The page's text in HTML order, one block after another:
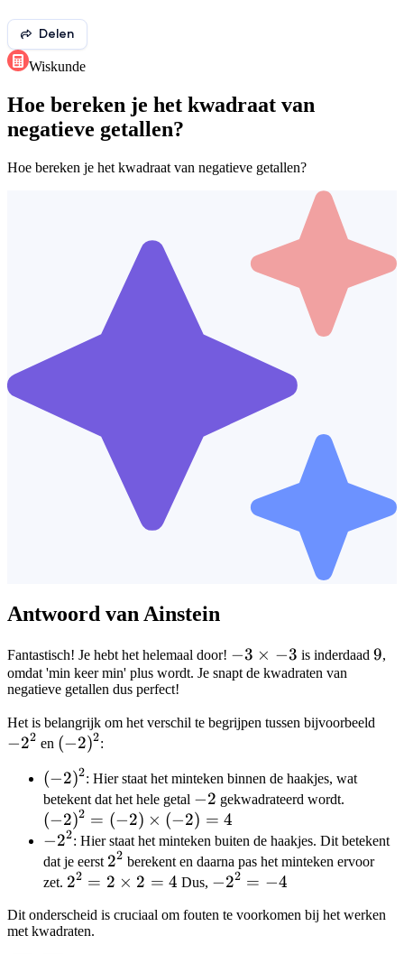
Delen
Wiskunde
Hoe bereken je het kwadraat van
negatieve getallen?
Hoe bereken je het kwadraat van negatieve getallen?
Antwoord van Ainstein
Fantastisch! Je hebt het helemaal door! -3
\times
−3 × −3 is inderdaad 9
9,
omdat 'min keer min' plus wordt. Je snapt de kwadraten van
negatieve getallen dus perfect!
Het is belangrijk om het verschil te begrijpen tussen bijvoorbeeld
−22 en (-2)^2
(−2)2:
(-2)^2
(−2)2: Hier staat het minteken binnen de haakjes, wat
betekent dat het hele getal -2
−2 gekwadrateerd wordt.
\times
(-2) =
(−2)2 = (−2) × (−2) = 4
-2^2
−22: Hier staat het minteken buiten de haakjes. Dit betekent
dat je eerst 2^2
22 berekent en daarna pas het minteken ervoor
zet. 2^2 =
\times
22 = 2 × 2 = 4 Dus, -2^2
−22 = −4
Dit onderscheid is cruciaal om fouten te voorkomen bij het werken
met kwadraten.